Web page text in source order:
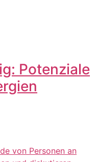
Potenziale